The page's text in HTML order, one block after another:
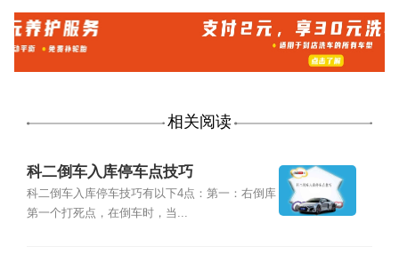
相关阅读
科二倒车入库停车点技巧
科二倒车入库停车技巧有以下4点：第一：右倒库
第一个打死点，在倒车时，当...